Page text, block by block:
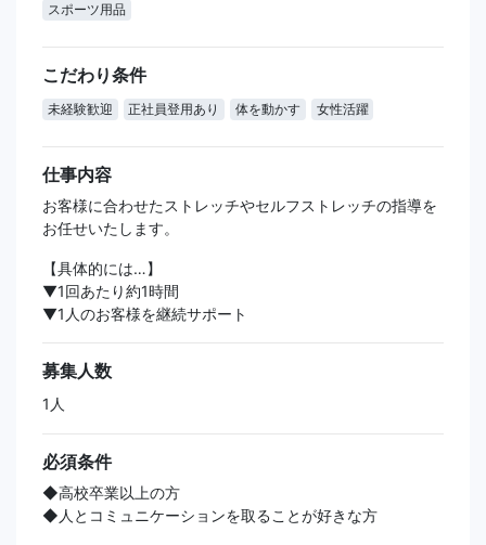
スポーツ用品
こだわり条件
未経験歓迎 正社員登用あり 体を動かす 女性活躍
仕事内容
お客様に合わせたストレッチやセルフストレッチの指導を
お任せいたします。
【具体的には…】
▼1回あたり約1時間
▼1人のお客様を継続サポート
募集人数
1人
必須条件
◆高校卒業以上の方
◆人とコミュニケーションを取ることが好きな方